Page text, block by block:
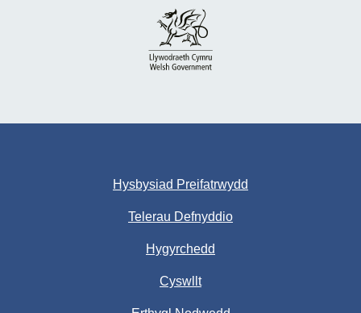
Hysbysiad Preifatrwydd
Telerau Defnyddio
Hygyrchedd
Cyswllt